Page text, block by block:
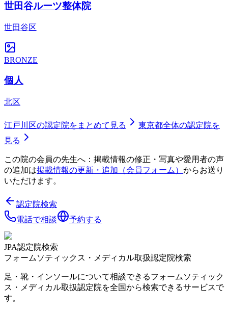
世田谷ルーツ整体院
世田谷区
BRONZE
個人
北区
江戸川区の認定院をまとめて見る 東京都全体の認定院を
見る
この院の会員の先生へ：掲載情報の修正・写真や愛用者の声
の追加は掲載情報の更新・追加（会員フォーム） からお送り
いただけます。
認定院検索
電話で相談
予約する
JPA認定院検索
フォームソティックス・メディカル取扱認定院検索
足・靴・インソールについて相談できるフォームソティック
ス・メディカル取扱認定院を全国から検索できるサービスで
す。